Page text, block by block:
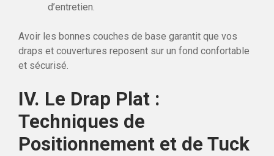
d’entretien.
Avoir les bonnes couches de base garantit que vos
draps et couvertures reposent sur un fond confortable
et sécurisé.
IV. Le Drap Plat :
Techniques de
Positionnement et de Tuck